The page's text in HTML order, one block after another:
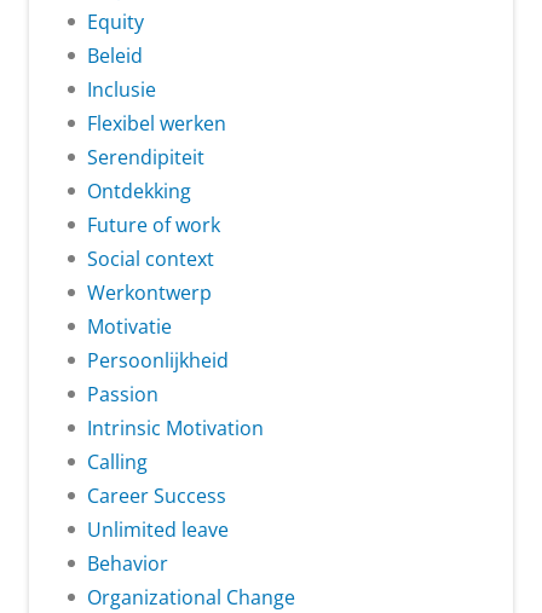
Equity
Beleid
Inclusie
Flexibel werken
Serendipiteit
Ontdekking
Future of work
Social context
Werkontwerp
Motivatie
Persoonlijkheid
Passion
Intrinsic Motivation
Calling
Career Success
Unlimited leave
Behavior
Organizational Change